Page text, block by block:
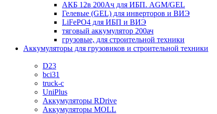
АКБ 12в 200Ач для ИБП. AGM/GEL
Гелевые (GEL) для инверторов и ВИЭ
LiFePO4 для ИБП и ВИЭ
тяговый аккумулятор 200ач
грузовые, для строительной техники
Аккумуляторы для грузовиков и строительной техники
D23
bci31
truck-c
UniPlus
Аккумуляторы RDrive
Аккумуляторы MOLL